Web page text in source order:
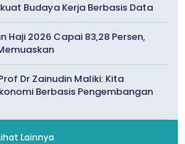
Budaya Kerja Berbasis Data
Haji 2026 Capai 83,28 Persen,
Dr Zainudin Maliki: Kita
Berbasis Pengembangan
Lainnya